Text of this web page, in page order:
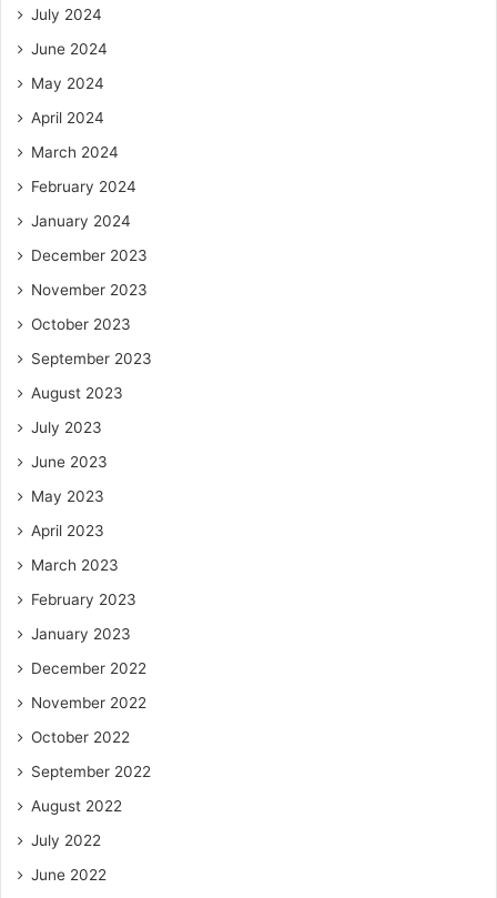
July 2024
June 2024
May 2024
April 2024
March 2024
February 2024
January 2024
December 2023
November 2023
October 2023
September 2023
August 2023
July 2023
June 2023
May 2023
April 2023
March 2023
February 2023
January 2023
December 2022
November 2022
October 2022
September 2022
August 2022
July 2022
June 2022